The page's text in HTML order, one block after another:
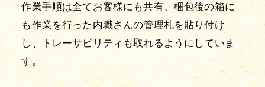
作業手順は全てお客様にも共有、梱包後の箱に
も作業を行った内職さんの管理札を貼り付け
し、トレーサビリティも取れるようにしていま
す。